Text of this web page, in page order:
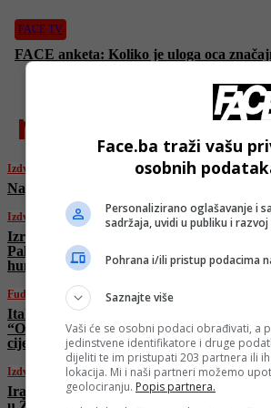
FACE TV
FACE anketa: Koliko je uloga oca
najnovije
Izdvojeno
Napadnuta bolnica u Teheranu
Izdvojeno
Izrael bez ikakve milosti! I danas ubijeni
Palestinci koji su čekali u redu za
humanitarnu pomoć
Fudbal
Italijanska legenda o Džekinom transferu:
“Odličan potez! Mi smo ga htjeli po svaku
cijenu!”
Izdvojeno
Iranci poslali poruku uoči ključnih
Face.ba traži vašu
osobnih
Personalizirano oglašavanje i
sadržaja, uvidi u publiku i razvoj
Pohrana i/ili pristup podacima
Saznajte više
Vaši će se osobni podaci obrađivati, a
jedinstvene identifikatore i druge
dijeliti te im pristupati 203 partnera ili
lokacija. Mi i naši partneri možemo
geolociranju. Popis partnera.